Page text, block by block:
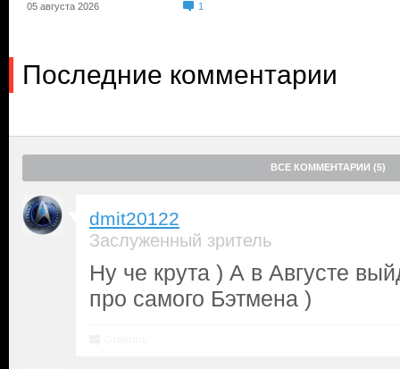
05 августа 2026 1
Последние комментарии
ВСЕ КОММЕНТАРИИ (5)
dmit20122
Заслуженный зритель
Ну че крута ) А в Августе
про самого Бэтмена )